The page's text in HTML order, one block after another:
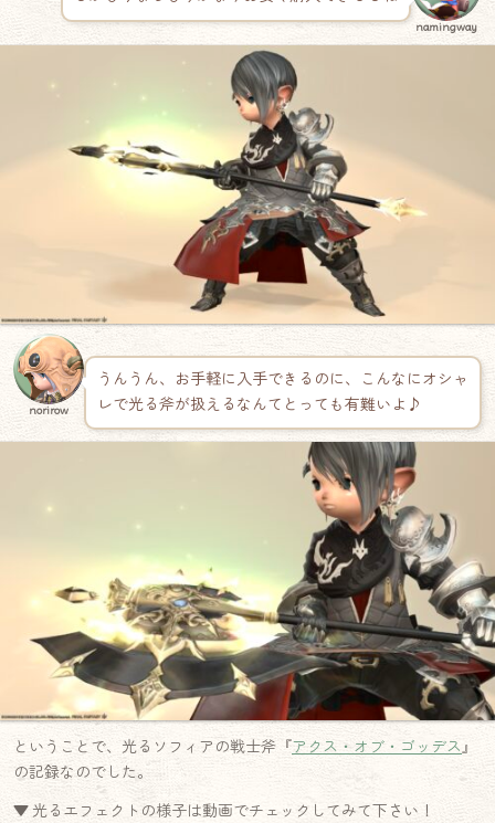
namingway
norirow
うんうん、お手軽に入手できるのに、こんなにオシャ
レで光る斧が扱えるなんてとっても有難いよ♪
ということで、光るソフィアの戦士斧『アクス・オブ・ゴッデス』
の記録なのでした。
▼ 光るエフェクトの様子は動画でチェックしてみて下さい！